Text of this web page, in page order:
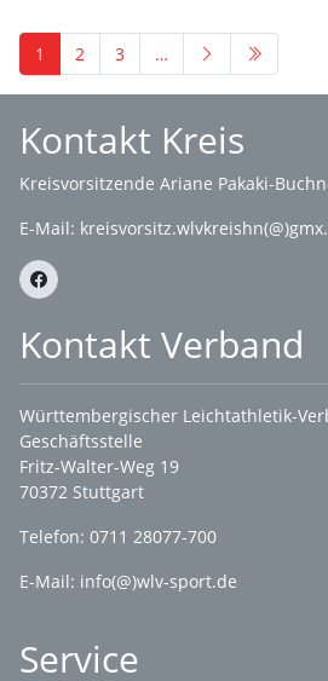
1 2 3 …
Kontakt Kreis
Kreisvorsitzende Ariane Pakaki-
E-Mail:
Kontakt Verband
Württembergischer Leichtathletik-
Geschäftsstelle
Fritz-Walter-Weg 19
70372 Stuttgart
Telefon: 0711 28077-700
E-Mail: info(@)wlv-sport.de
Service